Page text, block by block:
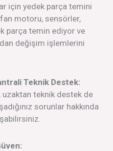
için yedek parça temini
motoru, sensörler,
parça temin ediyor ve
değişim işlemlerini
Teknik Destek:
teknik destek de
sorunlar hakkında